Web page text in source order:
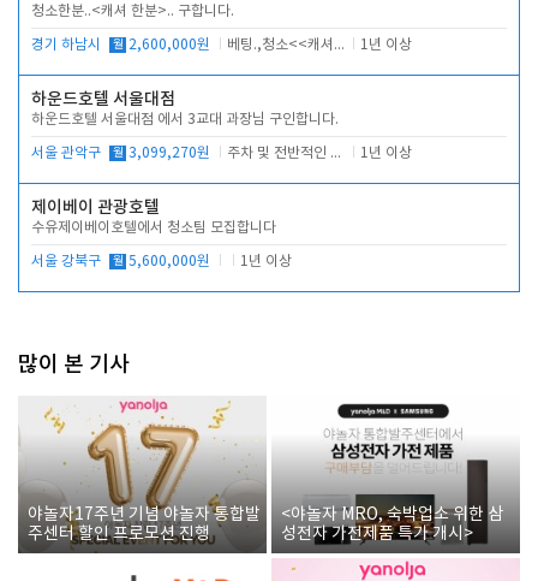
청소한분..<캐셔 한분>.. 구합니다.
경기 하남시 월 2,600,000원 베팅.,청소<<캐셔 모셔봅니다. 1년 이상
하운드호텔 서울대점
하운드호텔 서울대점 에서 3교대 과장님 구인합니다.
서울 관악구 월 3,099,270원 주차 및 전반적인 당번업무 1년 이상
제이베이 관광호텔
수유제이베이호텔에서 청소팀 모집합니다
서울 강북구 월 5,600,000원 1년 이상
많이 본 기사
야놀자17주년 기념 야놀자 통합발
주센터 할인 프로모션 진행
<야놀자 MRO, 숙박업소 위한 삼
성전자 가전제품 특가 개시>